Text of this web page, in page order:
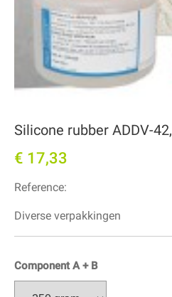
Silicone rubber ADDV-
€ 17,33
Reference:
Diverse verpakkingen
Component A + B